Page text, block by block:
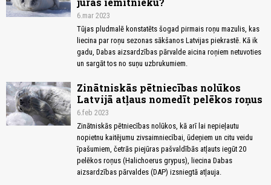
6.mar 2023
Tūjas pludmalē konstatēts šogad pirmais roņu mazulis, kas
liecina par roņu sezonas sākšanos Latvijas piekrastē. Kā ik
gadu, Dabas aizsardzības pārvalde aicina roņiem netuvoties
un sargāt tos no suņu uzbrukumiem.
Zinātniskās pētniecības nolūkos
Latvijā atļaus nomedīt pelēkos roņus
6.feb 2023
Zinātniskās pētniecības nolūkos, kā arī lai nepieļautu
nopietnu kaitējumu zivsaimniecībai, ūdeņiem un citu veidu
īpašumiem, četrās piejūras pašvaldībās atļauts iegūt 20
pelēkos roņus (Halichoerus grypus), liecina Dabas
aizsardzības pārvaldes (DAP) izsniegtā atļauja.